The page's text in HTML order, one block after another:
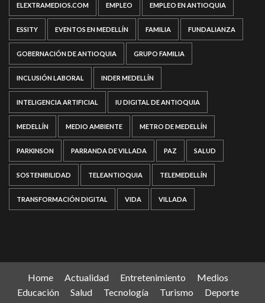
ELEXTRAMEDIOS.COM EMPLEO EMPLEO EN ANTIOQUIA
ESSITY EVENTOS EN MEDELLÍN FAMILIA FUNDALIANZA
GOBERNACIÓN DE ANTIOQUIA GRUPO FAMILIA
INCLUSIÓN LABORAL INDER MEDELLÍN
INTELIGENCIA ARTIFICIAL IU DIGITAL DE ANTIOQUIA
MEDELLÍN MEDIO AMBIENTE METRO DE MEDELLÍN
PARKINSON PARRANDA DE VILLADA PAZ SALUD
SOSTENIBILIDAD TELEANTIOQUIA TELEMEDELLÍN
TRANSFORMACIÓN DIGITAL VIDA VILLADA
Home Actualidad Entretenimiento
Medios
Educación
Salud Tecnología Turismo
Deporte